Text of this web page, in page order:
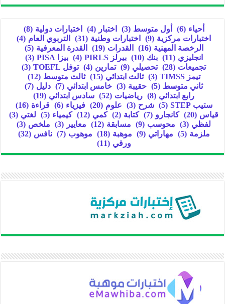
أحياء (6) أول متوسط (3) اختبار (4) اختبارات دولية (8)
اختبارات مركزية (9) اختبارات وطنية (31) التربوي العام (4)
الرخصة المهنية (16) القدرات (19) القدرة المعرفية (5)
انجليزي (11) بنك (10) بيرلز PIRLS (4) بيزا PISA
(3)
تجميعات (28) تحصيلي (9) تمارين (4) توفل TOEFL
(3)
تيمز TIMSS
(3) ثالث ابتدائي (15) ثالث متوسط (12)
ثاني متوسط (5) حقيبة (3) خامس ابتدائي (7) دليل (7)
رابع ابتدائي (8) رياضيات (52) سادس ابتدائي (19)
ستيب STEP
(5) شرح (3) علوم (20) فيزياء (6) قراءة (16)
قياس (20) كانجارو (7) كتابة (2) كمي (12) كيمياء (5) لغتي (3)
لفظي (3) محوسب (9) مسابقة (12) معايير (3) ملخص (3)
ملزمة (5) مهاراتي (9) موهبة (18) موهوب (7) نافس (32)
ورقي (11)